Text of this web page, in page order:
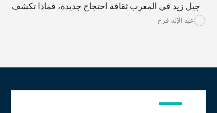
جيل زيد في المغرب ثقافة احتجاج جديدة، فماذا تكشف
هذه المخيلة الرقمية عن السياسة لدى الشباب؟ وكيف
عبد الإله فرح